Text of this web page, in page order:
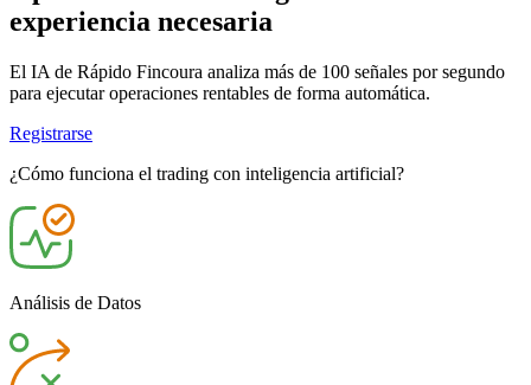
experiencia necesaria
El IA de Rápido Fincoura analiza más de 100 señales por segundo
para ejecutar operaciones rentables de forma automática.
Registrarse
¿Cómo funciona el trading con inteligencia artificial?
Análisis de Datos